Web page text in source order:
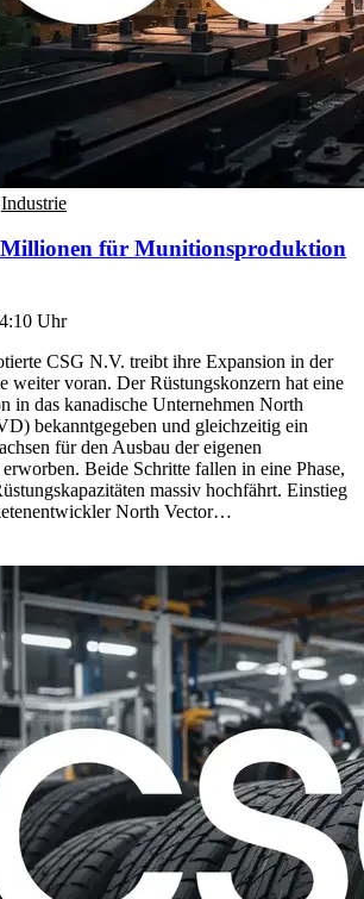
Industrie
für Munitionsproduktion
Uhr
CSG N.V. treibt ihre Expansion in der
weiter voran. Der Rüstungskonzern hat eine
in das kanadische Unternehmen North
bekanntgegeben und gleichzeitig ein
für den Ausbau der eigenen
Beide Schritte fallen in eine Phase,
massiv hochfährt. Einstieg
North Vector…